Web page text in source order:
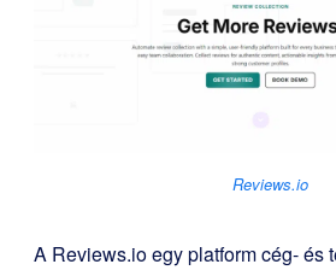
Reviews.io
A Reviews.io egy platform cég- és